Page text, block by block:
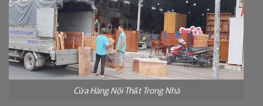
Cửa Hàng Nội Thất Trong Nhà